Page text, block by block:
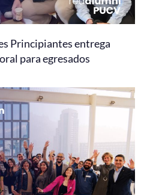
Principiantes entrega
para egresados